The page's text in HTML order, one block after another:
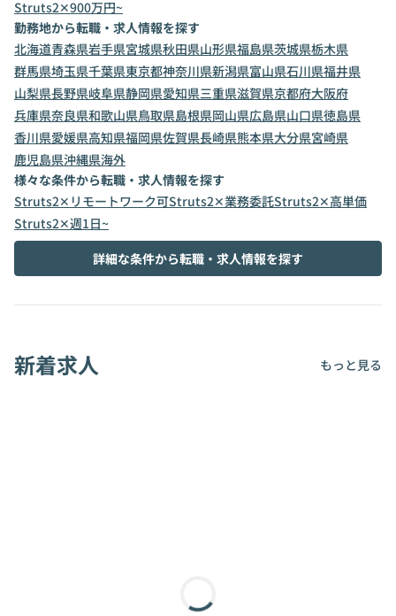
Struts2✕900万円~
勤務地から転職・求人情報を探す
北海道青森県岩手県宮城県秋田県山形県福島県茨城県栃木県
群馬県埼玉県千葉県東京都神奈川県新潟県富山県石川県福井県
山梨県長野県岐阜県静岡県愛知県三重県滋賀県京都府大阪府
兵庫県奈良県和歌山県鳥取県島根県岡山県広島県山口県徳島県
香川県愛媛県高知県福岡県佐賀県長崎県熊本県大分県宮崎県
鹿児島県沖縄県海外
様々な条件から転職・求人情報を探す
Struts2✕リモートワーク可Struts2✕業務委託Struts2✕高単価
Struts2✕週1日~
詳細な条件から転職・求人情報を探す
新着求人 もっと見る